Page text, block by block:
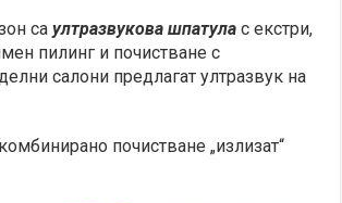
саултразвукова шпатула с екстри,
пилинг и почистване с
салони предлагат ултразвук на
почистване „излизат“